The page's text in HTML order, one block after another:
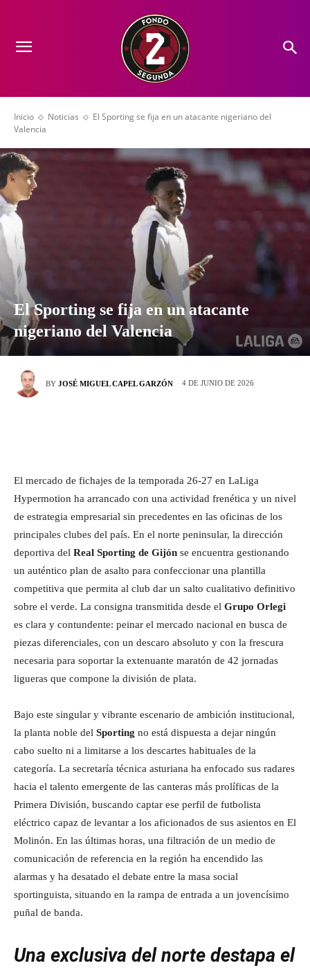
Inicio Noticias
El Sporting se fija en un atacante nigeriano del
Valencia
El Sporting se fija en un atacante
nigeriano del Valencia
BY JOSÉ MIGUEL CAPEL GARZÓN 4 DE JUNIO DE 2026
El mercado de fichajes de la temporada 26-27 en LaLiga
Hypermotion ha arrancado con una actividad frenética y un nivel
de estrategia empresarial sin precedentes en las oficinas de los
principales clubes del país. En el norte peninsular, la dirección
deportiva del Real Sporting de Gijón se encuentra gestionando
un auténtico plan de asalto para confeccionar una plantilla
competitiva que permita al club dar un salto cualitativo definitivo
sobre el verde. La consigna transmitida desde el Grupo Orlegi
es clara y contundente: peinar el mercado nacional en busca de
piezas diferenciales, con un descaro absoluto y con la frescura
necesaria para soportar la extenuante maratón de 42 jornadas
ligueras que compone la división de plata.
Bajo este singular y vibrante escenario de ambición institucional,
la planta noble del Sporting no está dispuesta a dejar ningún
cabo suelto ni a limitarse a los descartes habituales de la
categoría. La secretaría técnica asturiana ha enfocado sus radares
hacia el talento emergente de las canteras más prolíficas de la
Primera División, buscando captar ese perfil de futbolista
eléctrico capaz de levantar a los aficionados de sus asientos en El
Molinón. En las últimas horas, una filtración de un medio de
comunicación de referencia en la región ha encendido las
alarmas y ha desatado el debate entre la masa social
sportinguista, situando en la rampa de entrada a un jovencísimo
puñal de banda.
Una exclusiva del norte destapa el